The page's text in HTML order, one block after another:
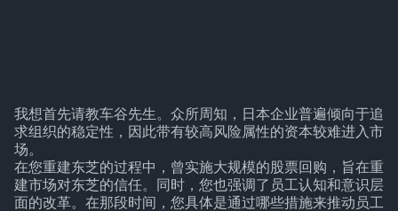
我想首先请教车谷先生。众所周知，日本企业普遍倾向于追
求组织的稳定性，因此带有较高风险属性的资本较难进入市
场。
在您重建东芝的过程中，曾实施大规模的股票回购，旨在重
建市场对东芝的信任。同时，您也强调了员工认知和意识层
面的改革。在那段时间，您具体是通过哪些措施来推动员工